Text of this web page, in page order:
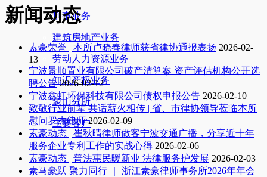
刑事业务
建筑房地产业务
劳动人力资源业务
知识产权业务
象山分所
主要客户
新闻动态
素豪荣誉 | 本所卢晓春律师获省律协通报表扬 2026-02-
13
宁波景顺置业有限公司破产清算案 资产评估机构公开选
聘公告 2026-02-12
宁波鑫虹环保科技有限公司债权申报公告 2026-02-10
致敬行业前辈 共话薪火相传 | 省、市律协领导莅临本所
慰问罗杰律师 2026-02-09
素豪动态 | 崔秋晴律师做客宁波交通广播，分享近十年
服务企业专利工作的实战心得 2026-02-06
素豪动态 | 普法惠民暖新业 法律服务护发展 2026-02-03
素马豪跃 聚力同行 ｜ 浙江素豪律师事务所2026年年会